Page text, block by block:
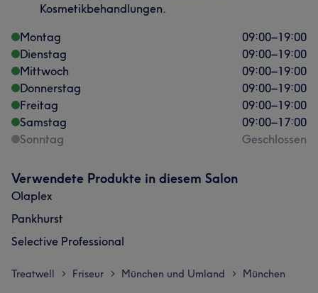
Kosmetikbehandlungen.
Montag
09:00–19:00
Dienstag
09:00–19:00
Mittwoch
09:00–19:00
Donnerstag
09:00–19:00
Freitag
09:00–19:00
Samstag
09:00–17:00
Sonntag
Geschlossen
Verwendete Produkte in diesem Salon
Olaplex
Pankhurst
Selective Professional
Treatwell > Friseur > München und Umland > München